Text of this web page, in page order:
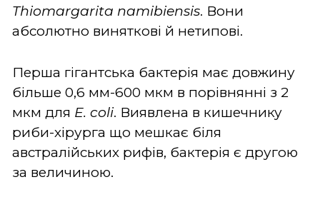
Thiomargarita namibiensis. Вони
абсолютно виняткові й нетипові.
Перша гігантська бактерія має довжину
більше 0,6 мм-600 мкм в порівнянні з 2
мкм для E. coli. Виявлена в кишечнику
риби-хірурга що мешкає біля
австралійських рифів, бактерія є другою
за величиною.